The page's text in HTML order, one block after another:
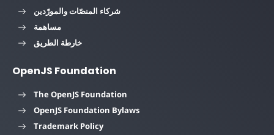
شركاء المنصّات والمورّدين
مساهمة
خارطة الطريق
OpenJS Foundation
The OpenJS Foundation
OpenJS Foundation Bylaws
Trademark Policy